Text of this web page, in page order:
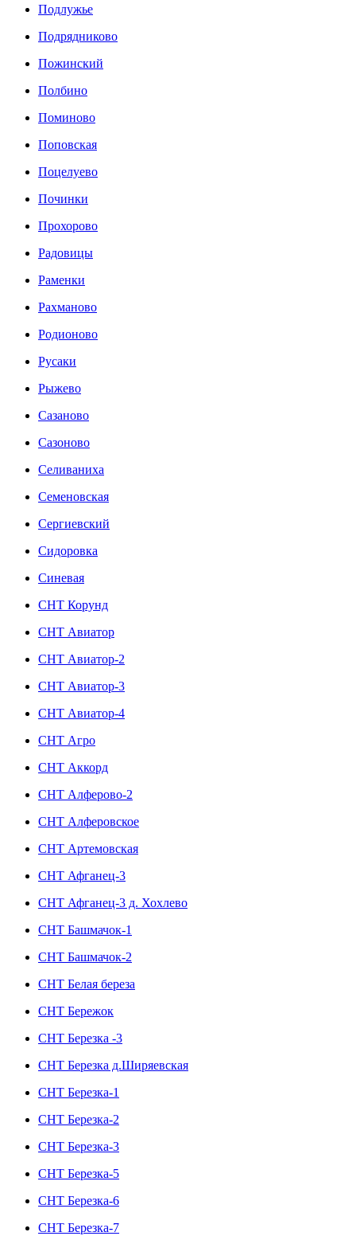
Подлужье
Подрядниково
Пожинский
Полбино
Поминово
Поповская
Поцелуево
Починки
Прохорово
Радовицы
Раменки
Рахманово
Родионово
Русаки
Рыжево
Сазаново
Сазоново
Селиваниха
Семеновская
Сергиевский
Сидоровка
Синевая
СНТ Корунд
СНТ Авиатор
СНТ Авиатор-2
СНТ Авиатор-3
СНТ Авиатор-4
СНТ Агро
СНТ Аккорд
СНТ Алферово-2
СНТ Алферовское
СНТ Артемовская
СНТ Афганец-3
СНТ Афганец-3 д. Хохлево
СНТ Башмачок-1
СНТ Башмачок-2
СНТ Белая береза
СНТ Бережок
СНТ Березка -3
СНТ Березка д.Ширяевская
СНТ Березка-1
СНТ Березка-2
СНТ Березка-3
СНТ Березка-5
СНТ Березка-6
СНТ Березка-7